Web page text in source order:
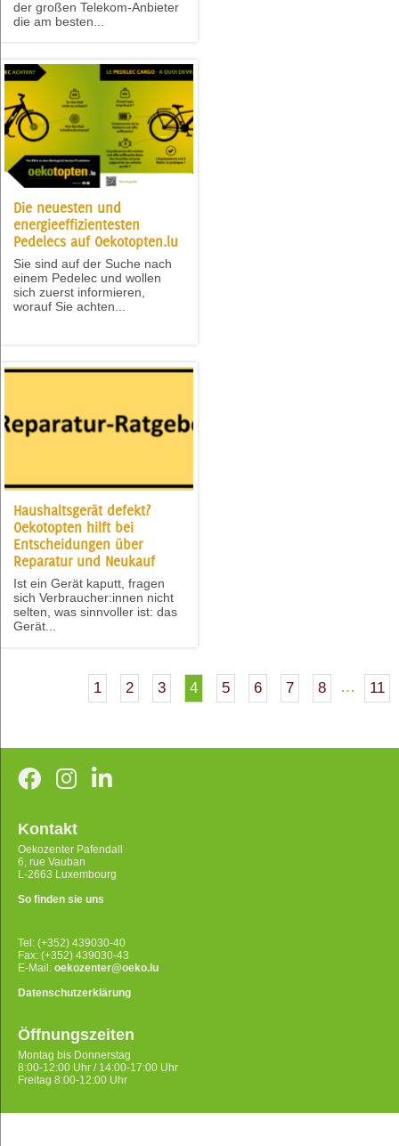
der großen Telekom-Anbieter
die am besten...
Die neuesten und
energieeffizientesten
Pedelecs auf Oekotopten.lu
Sie sind auf der Suche nach
einem Pedelec und wollen
sich zuerst informieren,
worauf Sie achten...
Haushaltsgerät defekt?
Oekotopten hilft bei
Entscheidungen über
Reparatur und Neukauf
Ist ein Gerät kaputt, fragen
sich Verbraucher:innen nicht
selten, was sinnvoller ist: das
Gerät...
1 2 3 4 5 6 7 8 … 11
Kontakt
Oekozenter Pafendall
6, rue Vauban
L-2663 Luxembourg
So finden sie uns
Tel: (+352) 439030-40
Fax: (+352) 439030-43
E-Mail: oekozenter@oeko.lu
Datenschutzerklärung
Öffnungszeiten
Montag bis Donnerstag
8:00-12:00 Uhr / 14:00-17:00 Uhr
Freitag 8:00-12:00 Uhr